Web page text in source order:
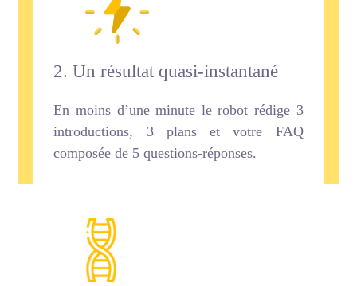
2. Un résultat quasi-instantané
En moins d’une minute le robot rédige 3
introductions, 3 plans et votre FAQ
composée de 5 questions-réponses.